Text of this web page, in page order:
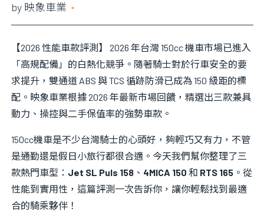
by 映象車業
【2026 性能車款評測】 2026 年台灣 150cc 機車市場已進入
「高規配備」的白熱化競爭。隨著騎士對於行車安全的要
求提升，雙通道 ABS 與 TCS 循跡防滑已成為 150 級距的標
配。映象車業根據 2026 年最新市場回饋，精選出三款兼具
動力、操控與二手保值率的強勢車款。
150cc機車是不少台灣騎士的心頭好，夠輕巧又有力，不管
是通勤還是假日小旅行都很合適。 今天我們幫你整理了三
款熱門車型： Jet SL Puls 158、 4MICA 150 和 RTS 165。從
性能到實用性，這篇評測一次告訴你，讓你輕鬆找到最適
合的騎乘夥伴！